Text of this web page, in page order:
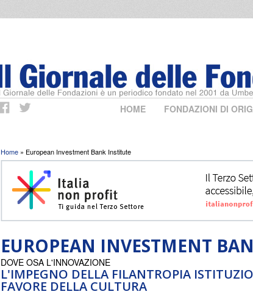
HOME FONDAZIONI DI
Tu sei qui
Home » European Investment Bank Institute
EUROPEAN INVESTMENT
L'IMPEGNO DELLA FILANTROPIA
FAVORE DELLA CULTURA
DOVE OSA L'INNOVAZIONE